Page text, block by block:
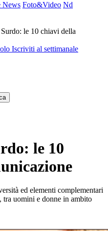
News Foto&Video Nd
le 10 chiavi della
Iscriviti al settimanale
le 10
ed elementi complementari
tra uomini e donne in ambito